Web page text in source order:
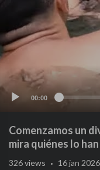
00:00
Comenzamos un
mira quiénes lo
326views · 16 jan 2026